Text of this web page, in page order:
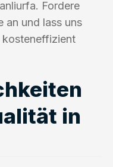
Fordere
an und lass uns
kosteneffizient
in